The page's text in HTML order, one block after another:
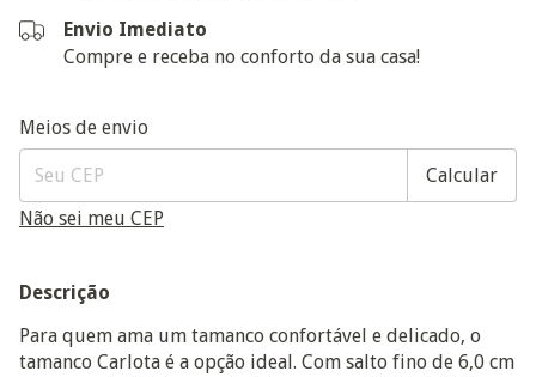
Envio Imediato
Compre e receba no conforto da sua casa!
Entregas para o CEP:
Meios de envio
Calcular
Não sei meu CEP
Descrição
Para quem ama um tamanco confortável e delicado, o
tamanco Carlota é a opção ideal. Com salto fino de 6,0 cm